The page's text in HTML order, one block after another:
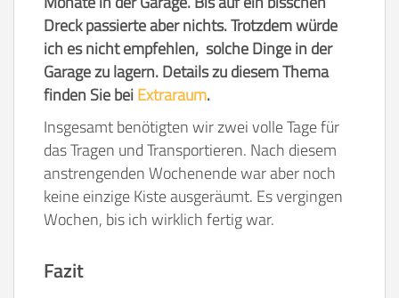
Dreck passierte aber nichts. Trotzdem würde
ich es nicht empfehlen, solche Dinge in der
Garage zu lagern. Details zu diesem Thema
finden Sie beiExtraraum.
Insgesamt benötigten wir zwei volle Tage für
das Tragen und Transportieren. Nach diesem
anstrengenden Wochenende war aber noch
keine einzige Kiste ausgeräumt. Es vergingen
Wochen, bis ich wirklich fertig war.
Fazit